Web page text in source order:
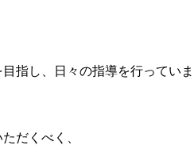
指し、日々の指導を行ってい
だくべく、